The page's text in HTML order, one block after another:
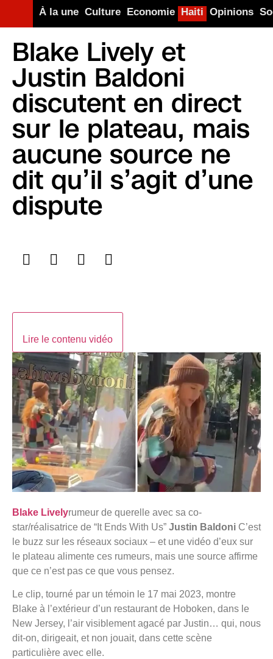
À la une Culture Economie Haiti Opinions
Blake Lively et
Justin Baldoni
discutent en direct
sur le plateau, mais
aucune source ne
dit qu’il s’agit d’une
dispute
Lire le contenu vidéo
Blake Livelyrumeur de querelle avec sa co-
star/réalisatrice de “It Ends With Us” Justin Baldoni C’est
le buzz sur les réseaux sociaux – et une vidéo d’eux sur
le plateau alimente ces rumeurs, mais une source affirme
que ce n’est pas ce que vous pensez.
Le clip, tourné par un témoin le 17 mai 2023, montre
Blake à l’extérieur d’un restaurant de Hoboken, dans le
New Jersey, l’air visiblement agacé par Justin… qui, nous
dit-on, dirigeait, et non jouait, dans cette scène
particulière avec elle.